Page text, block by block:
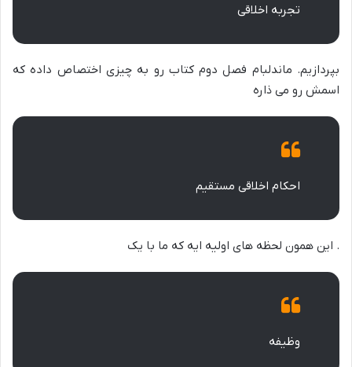
تجربه اخلاقی
بپردازیم. ماندلبام فصل دوم کتاب رو به چیزی اختصاص داده که
اسمش رو می ذاره
احکام اخلاقی مستقیم
. این همون لحظه های اولیه ایه که ما با یک
وظیفه